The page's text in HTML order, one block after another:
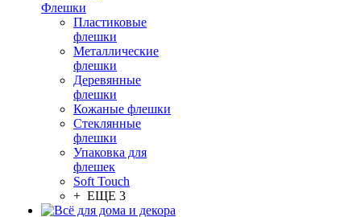
Флешки
Пластиковые
флешки
Металлические
флешки
Деревянные
флешки
Кожаные флешки
Стеклянные
флешки
Упаковка для
флешек
Soft Touch
+ ЕЩЕ 3